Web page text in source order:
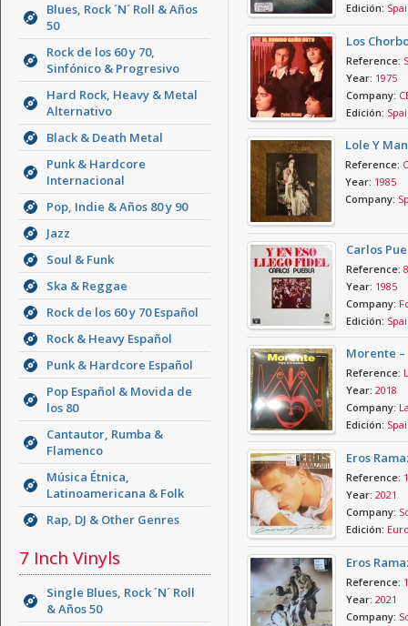
Blues, Rock ´N´ Roll & Años
50
Rock de los 60 y 70,
Sinfónico & Progresivo
Hard Rock, Heavy & Metal
Alternativo
Black & Death Metal
Punk & Hardcore
Internacional
Pop, Indie & Años 80 y 90
Jazz
Soul & Funk
Ska & Reggae
Rock de los 60 y 70 Español
Rock & Heavy Español
Punk & Hardcore Español
Pop Español & Movida de
los 80
Cantautor, Rumba &
Flamenco
Música Étnica,
Latinoamericana & Folk
Rap, DJ & Other Genres
7 Inch Vinyls
Single Blues, Rock ´N´ Roll
& Años 50
Edición:
Los
Reference:
Year: 1975
Company:
Edición:
Lole Y
Reference:
Year: 1985
Company:
Carlos
Reference:
Year: 1985
Company:
Edición:
Morente
Reference:
Year: 2018
Company:
Edición:
Eros
Reference:
Year: 2021
Company:
Edición:
Eros
Reference:
Year: 2021
Company: